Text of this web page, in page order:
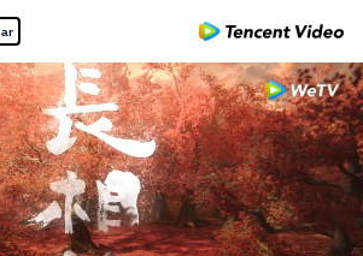
ar
Enjoy smooth and HD episodes